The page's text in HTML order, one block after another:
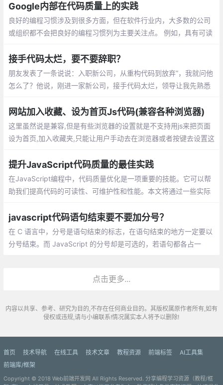
Google内部在代码质量上的实践
良好的编程习惯涉及到很多方面，但在软件行业内，大多数的公司
或组织都不会把良好的编程习惯列为主要关注点。 例如，具有可读
义，前者的意义在于可以让代码更易于理解和修改。
接手代码太烂，要不要辞职？
朋友发表了一条说说：入职新公司，从重构代码到放弃”，我就问他
怎么了？他说，刚进一家新公司，接手代码太烂，领导让我先熟悉
网站加入收藏、设为首页Js代码(兼容各种浏览器)
这里虽然说是兼容,但是有些浏览器的设置就是不支持用js来把页面
设为首页,加入收藏夹,只能让用户手动去在浏览器或者按键去设置这
提升JavaScript代码质量的最佳实践
在JavaScript编程中，代码质量优化是一项重要的技能。它可以帮
助我们提高代码的可读性、可维护性和性能。本文将通过一些实际
代码更加优雅。
javascript代码语句结束要不要加分号？
在 C 语言中，分号是语句结束的标志，在语句结束的地方一定要以
分号结束。而 JavaScript 的分号却是可选的，若语句都各占一
点击更多...
内容以共享、参考、研究为目的,不存在任何商业目的。其版权属原作者所有,如有
侵权或违规,请与小编联系!情况属实本人将予以删除!
首页 技术导航 在线工具 技术文章 教程资源 前端标签
AI工具集
前端库/框架